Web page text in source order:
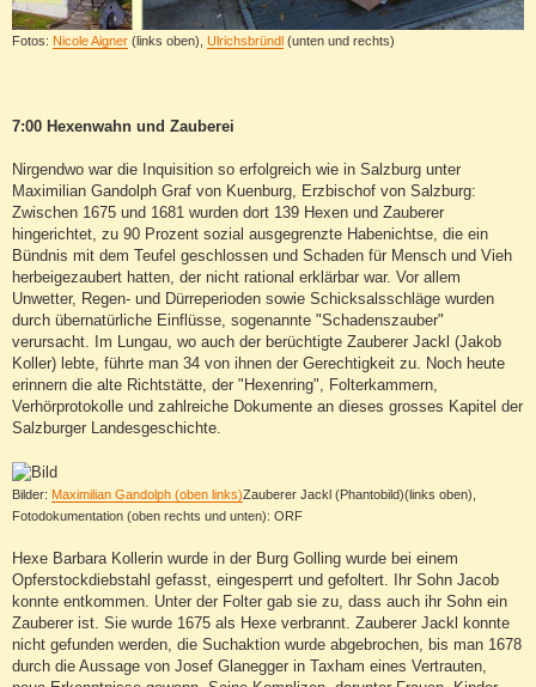
Fotos: Nicole Aigner (links oben), Ulrichsbründl (unten und rechts)
7:00 Hexenwahn und Zauberei
Nirgendwo war die Inquisition so erfolgreich wie in Salzburg unter
Maximilian Gandolph Graf von Kuenburg, Erzbischof von Salzburg:
Zwischen 1675 und 1681 wurden dort 139 Hexen und Zauberer
hingerichtet, zu 90 Prozent sozial ausgegrenzte Habenichtse, die ein
Bündnis mit dem Teufel geschlossen und Schaden für Mensch und Vieh
herbeigezaubert hatten, der nicht rational erklärbar war. Vor allem
Unwetter, Regen- und Dürreperioden sowie Schicksalsschläge wurden
durch übernatürliche Einflüsse, sogenannte "Schadenszauber"
verursacht. Im Lungau, wo auch der berüchtigte Zauberer Jackl (Jakob
Koller) lebte, führte man 34 von ihnen der Gerechtigkeit zu. Noch heute
erinnern die alte Richtstätte, der "Hexenring", Folterkammern,
Verhörprotokolle und zahlreiche Dokumente an dieses grosses Kapitel der
Salzburger Landesgeschichte.
Bilder: Maximilian Gandolph (oben links)Zauberer Jackl (Phantobild)(links oben),
Fotodokumentation (oben rechts und unten): ORF
Hexe Barbara Kollerin wurde in der Burg Golling wurde bei einem
Opferstockdiebstahl gefasst, eingesperrt und gefoltert. Ihr Sohn Jacob
konnte entkommen. Unter der Folter gab sie zu, dass auch ihr Sohn ein
Zauberer ist. Sie wurde 1675 als Hexe verbrannt. Zauberer Jackl konnte
nicht gefunden werden, die Suchaktion wurde abgebrochen, bis man 1678
durch die Aussage von Josef Glanegger in Taxham eines Vertrauten,